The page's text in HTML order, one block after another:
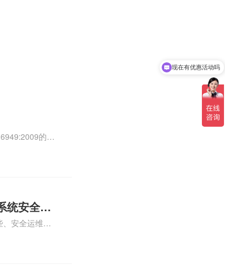
的外
员、
统安全运
安全运维服
服务资质认
现在有优惠活动吗